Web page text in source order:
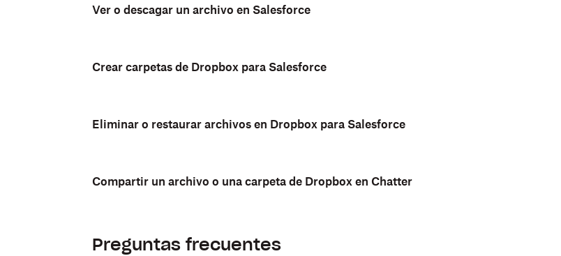
Ver o descagar un archivo en Salesforce
Crear carpetas de Dropbox para Salesforce
Eliminar o restaurar archivos en Dropbox para Salesforce
Compartir un archivo o una carpeta de Dropbox en Chatter
Preguntas frecuentes